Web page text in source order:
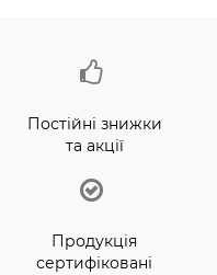
Постійні знижки
та акції
Продукція
сертифіковані